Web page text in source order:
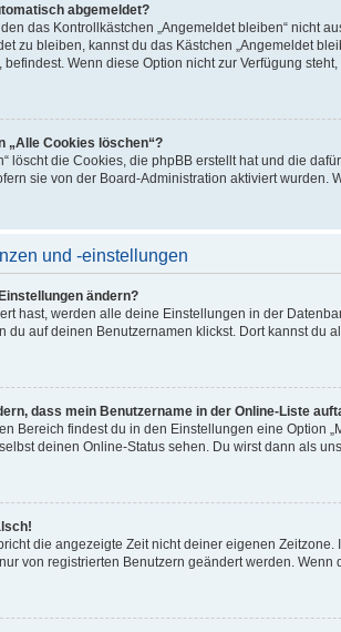
abgemeldet?
das Kontrollkästchen „Angemeldet bleiben“ nicht
zu bleiben, kannst du das Kästchen „Angemeldet
befindest. Wenn diese Option nicht zur Verfügung
„Alle Cookies löschen“?
löscht die Cookies, die phpBB erstellt hat und die
sie von der Board-Administration aktiviert
und -einstellungen
ändern?
hast, werden alle deine Einstellungen in der
du auf deinen Benutzernamen klickst. Dort kannst du
dass mein Benutzername in der Online-Liste
Bereich findest du in den Einstellungen eine Option
deinen Online-Status sehen. Du wirst dann als
die angezeigte Zeit nicht deiner eigenen
von registrierten Benutzern geändert werden. Wenn